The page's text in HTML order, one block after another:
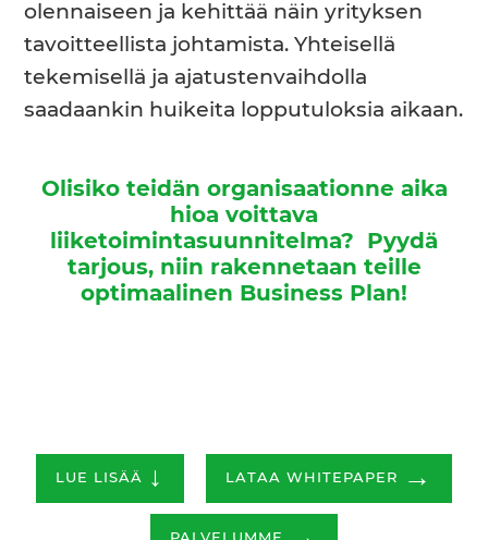
olennaiseen ja kehittää näin yrityksen
tavoitteellista johtamista. Yhteisellä
tekemisellä ja ajatustenvaihdolla
saadaankin huikeita lopputuloksia aikaan.
Olisiko teidän organisaationne aika
hioa voittava
liiketoimintasuunnitelma? Pyydä
tarjous, niin rakennetaan teille
optimaalinen Business Plan!
LUE LISÄÄ ↓ LATAA WHITEPAPER →